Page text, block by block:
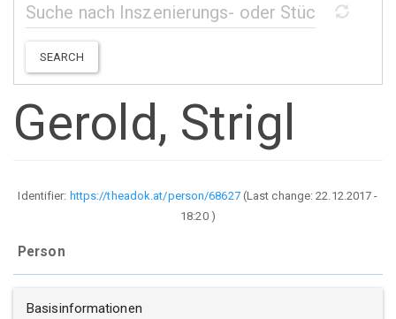
SEARCH
Gerold, Strigl
Identifier: https://theadok.at/person/68627(Last change:22.12.2017 -
18:20)
Person
Basisinformationen